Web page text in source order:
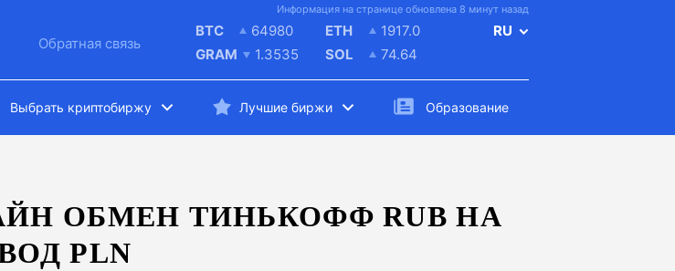
Информация на странице обновлена 8 минут назад
Обратная связь
BTC
64980
GRAM
1.3535
ETH
1917.0
SOL
74.64
RU
Выбрать криптобиржу Лучшие биржи Образование
ОБМЕН ТИНЬКОФФ RUB НА
PLN